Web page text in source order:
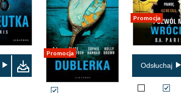
Promocja
Promocja
Odsłuchaj